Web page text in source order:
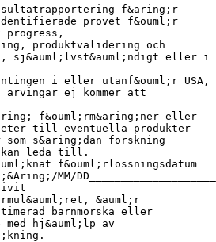
f&aring;r
provet f&ouml;r
progress,
produktvalidering och
sj&auml;lvst&auml;ndigt eller i
i eller utanf&ouml;r USA,
ej kommer att
f&ouml;rm&aring;ner eller
till eventuella produkter
s&aring;dan forskning
kan leda till.
f&ouml;rlossningsdatum
MM/
&auml;r
barnmorska eller
hj&auml;lp av